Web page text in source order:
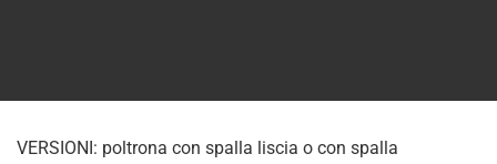
VERSIONI: poltrona con spalla liscia o con spalla